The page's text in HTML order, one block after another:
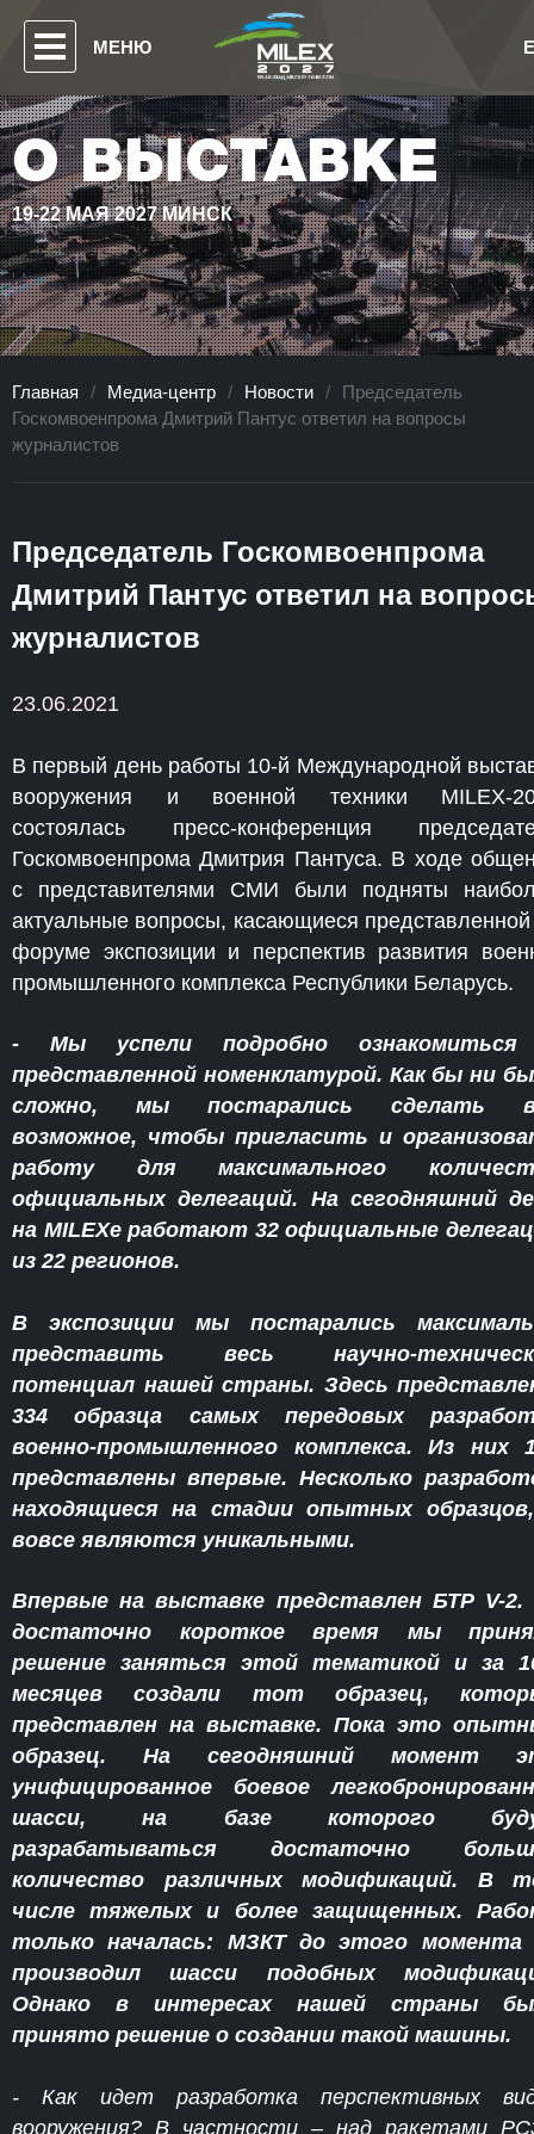
МЕНЮ
О ВЫСТАВКЕ
19-22 МАЯ 2027 МИНСК
Главная / Медиа-центр / Новости /
Председатель
Госкомвоенпрома Дмитрий Пантус ответил на вопросы
журналистов
Председатель Госкомвоенпрома
Дмитрий Пантус ответил на
журналистов
23.06.2021
В первый день работы 10-й Международной
вооружения и военной техники MILEX-
состоялась пресс-конференция
Госкомвоенпрома Дмитрия Пантуса. В ходе
с представителями СМИ были подняты
актуальные вопросы, касающиеся
форуме экспозиции и перспектив развития
промышленного комплекса Республики Беларусь.
- Мы успели подробно
представленной номенклатурой. Как бы ни
сложно, мы постарались сделать
возможное, чтобы пригласить и
работу для максимального
официальных делегаций. На сегодняшний
на MILEXе работают 32 официальные
из 22 регионов.
В экспозиции мы постарались
представить весь научно-
потенциал нашей страны. Здесь
334 образца самых передовых
военно-промышленного комплекса. Из них
представлены впервые. Несколько
находящиеся на стадии опытных
вовсе являются уникальными.
Впервые на выставке представлен БТР V-2.
достаточно короткое время мы
решение заняться этой тематикой и за
месяцев создали тот образец,
представлен на выставке. Пока это
образец. На сегодняшний момент
унифицированное боевое
шасси, на базе которого
разрабатываться достаточно
количество различных модификаций. В
числе тяжелых и более защищенных.
только началась: МЗКТ до этого момента
производил шасси подобных
Однако в интересах нашей страны
принято решение о создании такой машины.
- Как идет разработка перспективных
вооружения? В частности – над ракетами